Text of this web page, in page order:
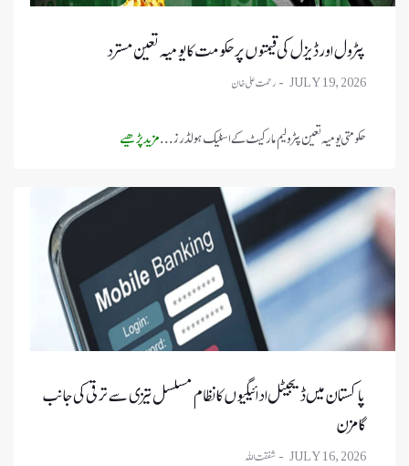
پٹرول اور ڈیزل کی قیمتوں پر حکومت کا یومیہ تعین مسترد
JULY 19, 2026
حکومتی یومیہ تعین پٹرولیم مارکیٹ کے اسٹیک ہولڈرز ...مزید پڑھیے
پاکستان میں ڈیجیٹل ادائیگیوں کا نظام مسلسل تیزی سے ترقی کی جانب
گامزن
JULY 16, 2026